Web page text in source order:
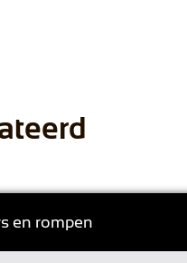
en rompen